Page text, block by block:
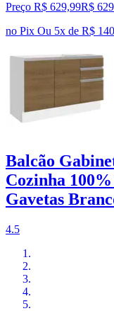
Preço R$ 629,99R$ 629
no Pix Ou 5x de R$
Balcão
Cozinha
Gavetas
4.5